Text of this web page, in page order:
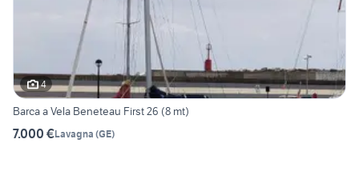
4
Barca a Vela Beneteau First 26 (8 mt)
7.000 €Lavagna (GE)